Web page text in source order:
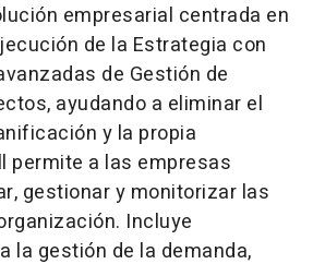
empresarial centrada en
de la Estrategia con
de Gestión de
ayudando a eliminar el
y la propia
permite a las empresas
gestionar y monitorizar las
Incluye
la gestión de la demanda,